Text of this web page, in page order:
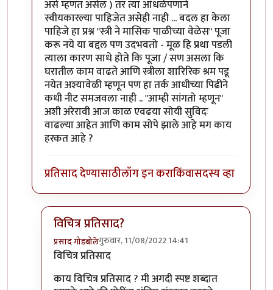
असे म्हणत असेल ) तर त्या आंधळेपणाने
स्वीयकारल्या पाहिजेत असेही नाही ... बदल हा केला
पाहिजे हा प्रश्न "स्त्री ने मासिक पाळीच्या वेळेस" पूजा
करू नये या बद्दल पण उदभवतो - मूळ हि प्रथा पडली
त्याला कारण साधे होते कि पूजा / सण असला कि
घरातील काम वाढते आणि स्त्रीला शारिरिक श्रम पडू
नयेत अश्यावेळी म्हणून पण हा तर्क आधीच्या पिढीने
कधी नीट समजवला नाही .. "आम्ही सांगतो म्हणून"
अशी अरेरावी आज काळ एवढया सोयी सुविदः
वाढल्या आहेत आणि काम सोपे झाले आहे मग काय
हरकत आहे ?
प्रतिसाद देण्यासाठीलॉग इन कराकिंवासदस्य व्हा
विचित्र प्रतिसाद?
प्रसाद गोडबोलेगुरुवार, 11/08/2022 14:41
In reply toविचित्र प्रतिसाद ... या वरील
विचित्र प्रतिसाद
काय विचित्र प्रतिसाद ? मी अगदी स्पष्ट शब्दात